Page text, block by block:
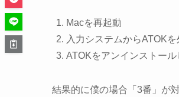
Macを再起動
入力システムからATOK
ATOKをアンインストー
結果的に僕の場合「3番」が